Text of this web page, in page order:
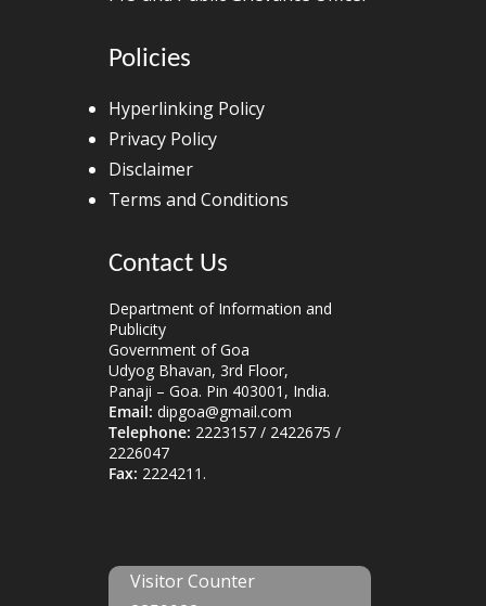
Policies
Hyperlinking Policy
Privacy Policy
Disclaimer
Terms and Conditions
Contact Us
Department of Information and
Publicity
Government of Goa
Udyog Bhavan, 3rd Floor,
Panaji – Goa. Pin 403001, India.
Email: dipgoa@gmail.com
Telephone: 2223157 / 2422675 /
2226047
Fax: 2224211.
Visitor Counter